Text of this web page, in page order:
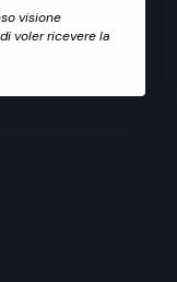
visione
voler ricevere la